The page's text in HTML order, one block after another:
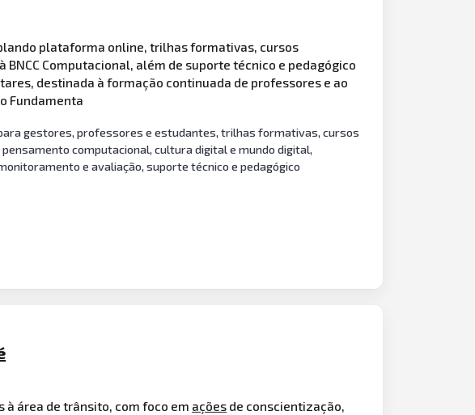
plataforma online, trilhas formativas, cursos
Computacional, além de suporte técnico e pedagógico
destinada à formação continuada de professores e ao
Fundamenta
gestores, professores e estudantes, trilhas formativas, cursos
computacional, cultura digital e mundo digital,
e avaliação, suporte técnico e pedagógico
área de trânsito, com foco em ações de conscientização,